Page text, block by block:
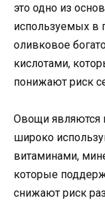
это одно из
используемых в
оливковое
кислотами,
понижают риск
Овощи являются
широко
витаминами,
которые
снижают риск